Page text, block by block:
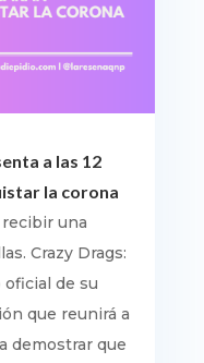
a las 12
la corona
una
Crazy Drags:
oficial de su
que reunirá a
demostrar que